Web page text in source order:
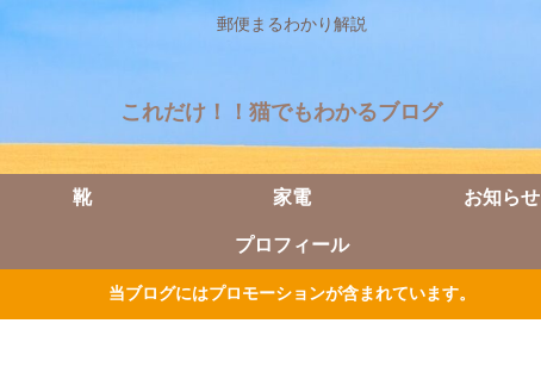
郵便まるわかり解説
これだけ！！猫でもわかるブログ
靴 家電 お知らせ
プロフィール
当ブログにはプロモーションが含まれています。